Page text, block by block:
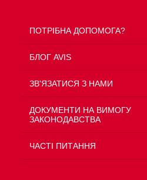
ПОТРІБНА ДОПОМОГА?
БЛОГ AVIS
ЗВ'ЯЗАТИСЯ З НАМИ
ДОКУМЕНТИ НА ВИМОГУ
ЗАКОНОДАВСТВА
ЧАСТІ ПИТАННЯ